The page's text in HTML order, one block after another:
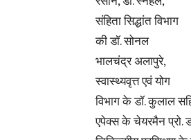
संहिता सिद्धांत विभाग
की डॉ. सोनल
भालचंद्र अलापुरे,
स्वास्थ्यवृत्त एवं योग
विभाग के डॉ. कुलाल
एपेक्स के चेयरमैन प्रो.